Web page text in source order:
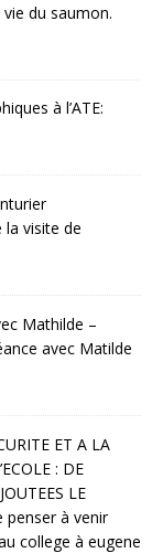
du saumon.
à l’ATE:
la visite de
Mathilde –
avec Matilde
ET A LA
: DE
LE
penser à venir
college à eugene